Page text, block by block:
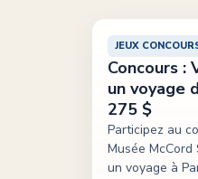
JEUX
Concours :
un voyage
275 $
Participez au
Musée
un voyage à